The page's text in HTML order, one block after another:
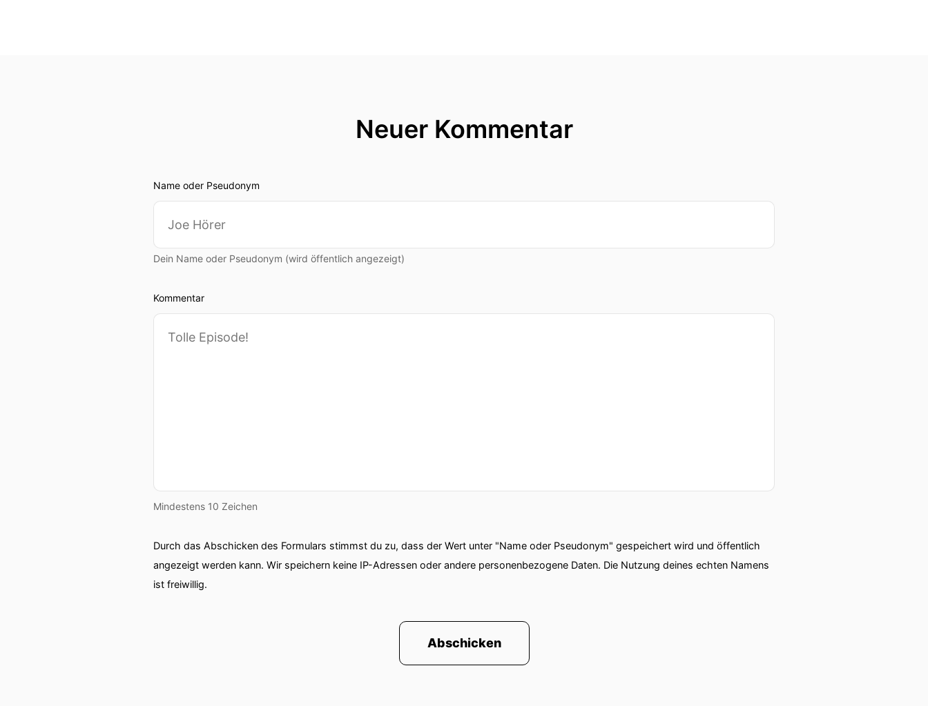
Neuer Kommentar
Name oder Pseudonym
Dein Name oder Pseudonym (wird öffentlich angezeigt)
Kommentar
Mindestens 10 Zeichen
Durch das Abschicken des Formulars stimmst du zu, dass der Wert unter "Name oder Pseudonym" gespeichert wird und öffentlich
angezeigt werden kann. Wir speichern keine IP-Adressen oder andere personenbezogene Daten. Die Nutzung deines echten Namens
ist freiwillig.
Abschicken